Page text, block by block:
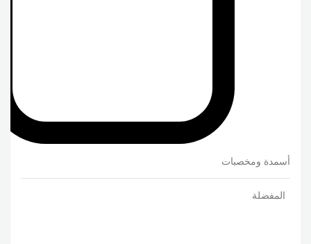
أسمدة ومخصبات
المفضلة